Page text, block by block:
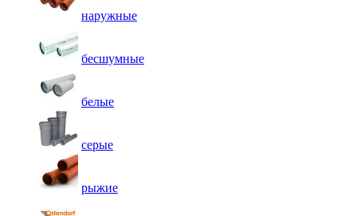
наружные
бесшумные
белые
серые
рыжие